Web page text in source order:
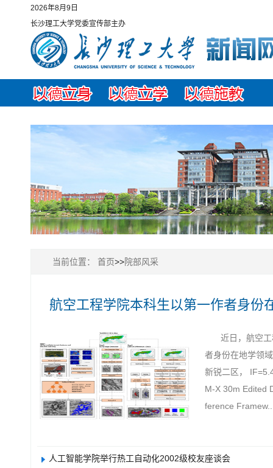
2026年8月9日
长沙理工大学党委宣传部主办
当前位置： 首页>>院部风采
航空工程学院本科生以第一作者身份
近日，航空
者身份在地学领
新锐二区，
M-X 30m Edited
ference
人工智能学院举行热工自动化2002级校友座谈会